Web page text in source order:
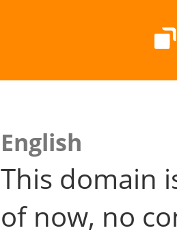
English
This domain
of now, no